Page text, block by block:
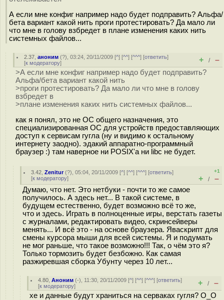
А если мне конфиг например надо будет подправить? Альфа/
бета вариант какой нить проги протестировать? Да мало ли
что мне в голову взбредет в плане изменения каких нить
системных файлов...
2.37 ,аноним (?), 03:24, 20/11/2009 [^] [^^] [^^^] [ответить]
[к модератору] + / –
>А если мне конфиг например надо будет подправить?
Альфа/бета вариант какой нить
>проги протестировать? Да мало ли что мне в голову
взбредет в
>плане изменения каких нить системных файлов...
как я понял, это не ОС общего назначения, это
специализированная ОС для устройств предоставляющих
доступ к сервисам гугла (ну и видимо к остальному
интернету заодно). эдакий аппаратно-программный
браузер :) там наверное ни POSIX'а ни libc не будет.
3.42 ,Zenitur(?), 05:04, 20/11/2009 [^] [^^] [^^^] [ответить]
[к модератору]
+1
+ / –
Думаю, что нет. Это нетбуки - почти то же самое
получилось. А здесь нет... В такой системе, в
будущем естественно, будет возможно всё то же,
что и здесь. Играть в полноценные игры, верстать газеты
с журналами, редактировать видео, скринсейверы
менять... И всё это - на основе браузера. Яваскрипт для
смены курсора мыши для всей системы. Я и подумать
не мог раньше, что такое возможно!!! Так, о чём это я?
Только тормозить будет безбожно. Как самая
разжиревшая сборка Убунту через 10 лет...
4.80 ,Аноним (-), 11:30, 20/11/2009 [^] [^^] [^^^] [ответить]
[к модератору] + / –
хе и данные будут храниться на серваках гугля? O_O